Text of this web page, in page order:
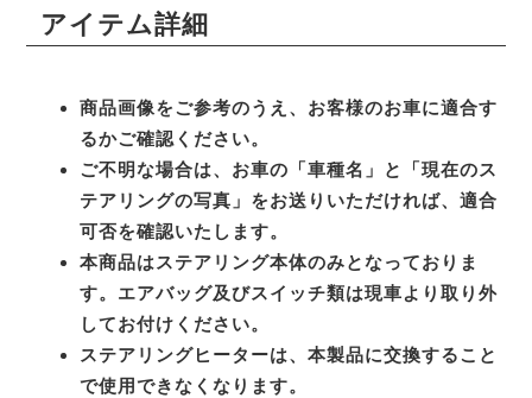
アイテム詳細
商品画像をご参考のうえ、お客様のお車に適合す
るかご確認ください。
ご不明な場合は、お車の「車種名」と「現在のス
テアリングの写真」をお送りいただければ、適合
可否を確認いたします。
本商品はステアリング本体のみとなっておりま
す。エアバッグ及びスイッチ類は現車より取り外
してお付けください。
ステアリングヒーターは、本製品に交換すること
で使用できなくなります。